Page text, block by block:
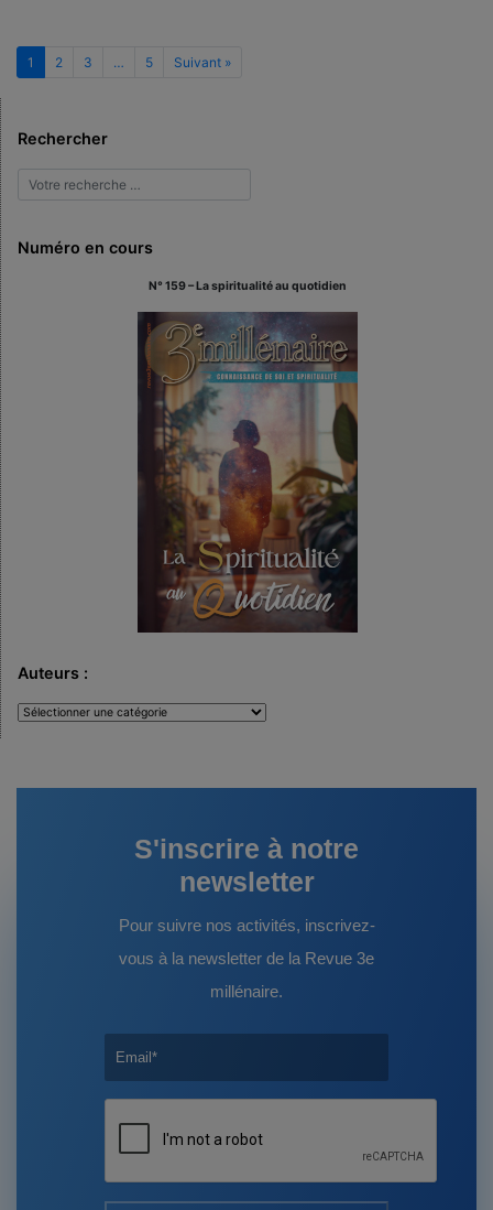
1 2 3 … 5 Suivant »
Rechercher
Numéro en cours
N° 159 – La spiritualité au quotidien
Auteurs :
Auteurs
:
S'inscrire à notre
newsletter
Pour suivre nos activités, inscrivez-
vous à la newsletter de la Revue 3e
millénaire.